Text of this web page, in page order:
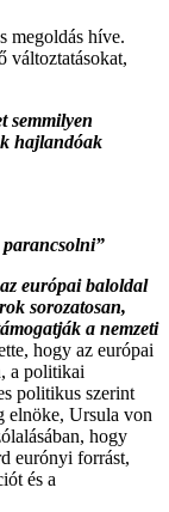
megoldás híve.
változtatásokat,
semmilyen
hajlandóak
az európai baloldal
sorozatosan,
a nemzeti
hogy az európai
a politikai
politikus szerint
elnöke, Ursula von
hogy
eurónyi forrást,
és a